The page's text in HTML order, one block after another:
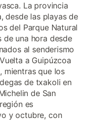
La provincia
desde las playas de
del Parque Natural
de una hora desde
al senderismo
a Guipúzcoa
mientras que los
de txakoli en
de San
es
y octubre, con